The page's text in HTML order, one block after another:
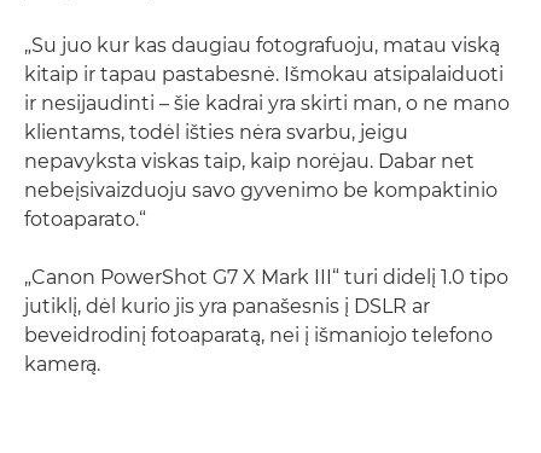
„Su juo kur kas daugiau fotografuoju, matau viską
kitaip ir tapau pastabesnė. Išmokau atsipalaiduoti
ir nesijaudinti – šie kadrai yra skirti man, o ne mano
klientams, todėl išties nėra svarbu, jeigu
nepavyksta viskas taip, kaip norėjau. Dabar net
nebeįsivaizduoju savo gyvenimo be kompaktinio
fotoaparato.“
„Canon PowerShot G7 X Mark III“ turi didelį 1.0 tipo
jutiklį, dėl kurio jis yra panašesnis į DSLR ar
beveidrodinį fotoaparatą, nei į išmaniojo telefono
kamerą.